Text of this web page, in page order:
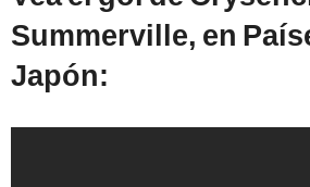
Summerville, en
Japón: